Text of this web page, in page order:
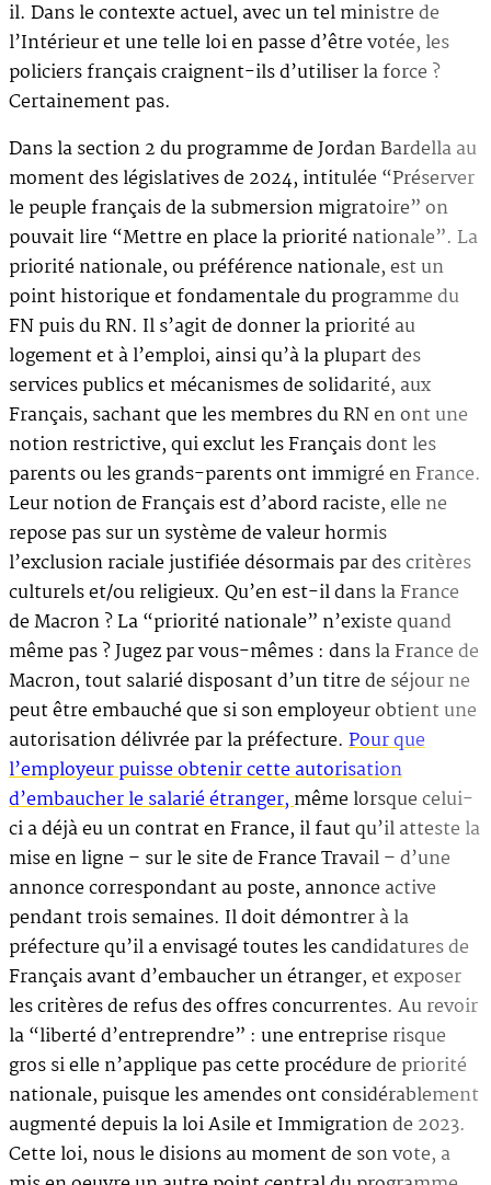
il. Dans le contexte actuel, avec un tel ministre de
l’Intérieur et une telle loi en passe d’être votée, les
policiers français craignent-ils d’utiliser la force ?
Certainement pas.
Dans la section 2 du programme de Jordan Bardella au
moment des législatives de 2024, intitulée “Préserver
le peuple français de la submersion migratoire” on
pouvait lire “Mettre en place la priorité nationale”. La
priorité nationale, ou préférence nationale, est un
point historique et fondamentale du programme du
FN puis du RN. Il s’agit de donner la priorité au
logement et à l’emploi, ainsi qu’à la plupart des
services publics et mécanismes de solidarité, aux
Français, sachant que les membres du RN en ont une
notion restrictive, qui exclut les Français dont les
parents ou les grands-parents ont immigré en France.
Leur notion de Français est d’abord raciste, elle ne
repose pas sur un système de valeur hormis
l’exclusion raciale justifiée désormais par des critères
culturels et/ou religieux. Qu’en est-il dans la France
de Macron ? La “priorité nationale” n’existe quand
même pas ? Jugez par vous-mêmes : dans la France de
Macron, tout salarié disposant d’un titre de séjour ne
peut être embauché que si son employeur obtient une
autorisation délivrée par la préfecture. Pour que
l’employeur puisse obtenir cette autorisation
d’embaucher le salarié étranger,même lorsque celui-
ci a déjà eu un contrat en France, il faut qu’il atteste la
mise en ligne – sur le site de France Travail – d’une
annonce correspondant au poste, annonce active
pendant trois semaines. Il doit démontrer à la
préfecture qu’il a envisagé toutes les candidatures de
Français avant d’embaucher un étranger, et exposer
les critères de refus des offres concurrentes. Au revoir
la “liberté d’entreprendre” : une entreprise risque
gros si elle n’applique pas cette procédure de priorité
nationale, puisque les amendes ont considérablement
augmenté depuis la loi Asile et Immigration de 2023.
Cette loi, nous le disions au moment de son vote, a